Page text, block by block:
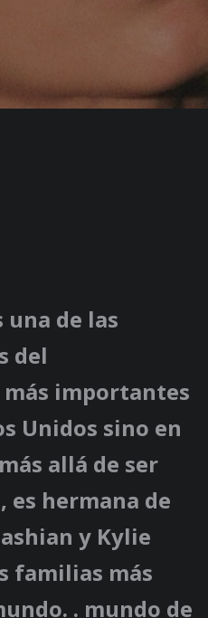
una de las
del
importantes
Unidos sino en
allá de ser
es hermana de
y Kylie
familias más
. mundo de